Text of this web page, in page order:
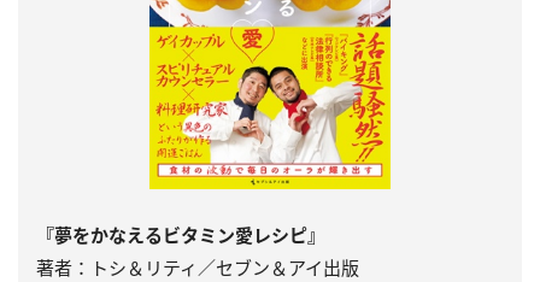
『夢をかなえるビタミン愛レシピ』
著者：トシ＆リティ／セブン＆アイ出版